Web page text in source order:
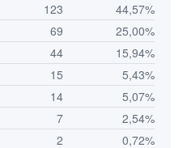
123
44,57%
69
25,00%
44
15,94%
15
5,43%
14
5,07%
7
2,54%
2
0,72%